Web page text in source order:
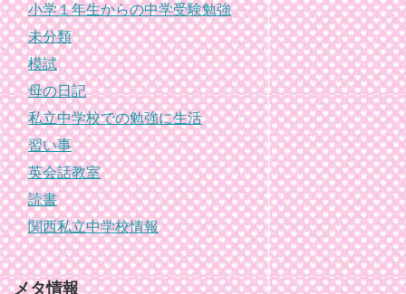
小学１年生からの中学受験勉強
未分類
模試
母の日記
私立中学校での勉強に生活
習い事
英会話教室
読書
関西私立中学校情報
メタ情報